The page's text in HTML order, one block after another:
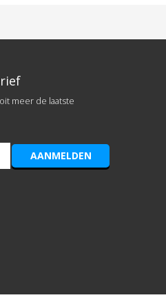
meer de laatste
AANMELDEN